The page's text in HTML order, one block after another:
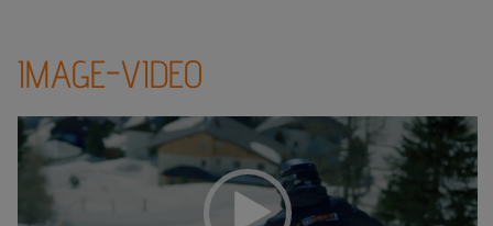
IMAGE-VIDEO
Video-
Player